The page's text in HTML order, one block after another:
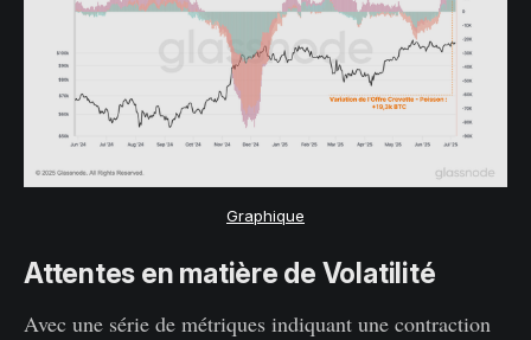
Graphique
Attentes en matière de Volatilité
Avec une série de métriques indiquant une contraction